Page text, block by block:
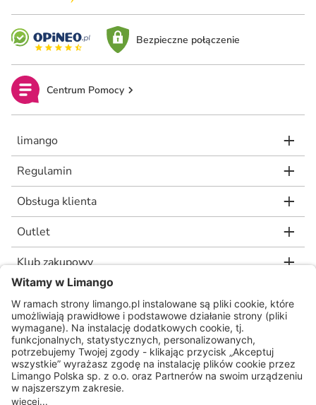
Bezpieczne połączenie
Centrum Pomocy
limango
Regulamin
Obsługa klienta
Outlet
Klub zakupowy